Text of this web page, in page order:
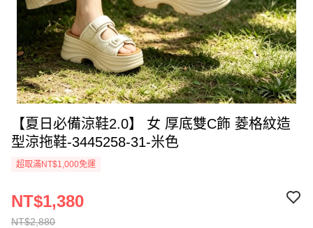
【夏日必備涼鞋2.0】 女 厚底雙C飾 菱格紋造
型涼拖鞋-3445258-31-米色
超取滿NT$1,000免運
NT$2,880
NT$1,380